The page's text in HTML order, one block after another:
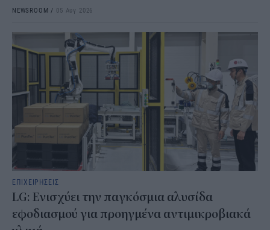
NEWSROOM / 05 Αυγ 2026
ΕΠΙΧΕΙΡΗΣΕΙΣ
LG: Ενισχύει την παγκόσμια αλυσίδα
εφοδιασμού για προηγμένα αντιμικροβιακά